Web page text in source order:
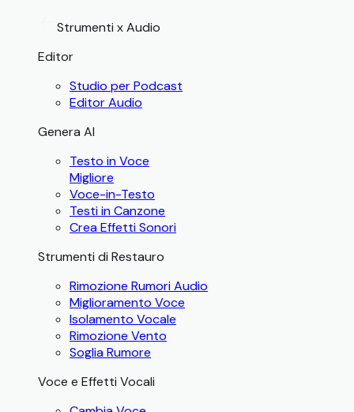
Strumenti x Audio
Editor
Studio per Podcast
Editor Audio
Genera AI
Testo in Voce
Migliore
Voce-in-Testo
Testi in Canzone
Crea Effetti Sonori
Strumenti di Restauro
Rimozione Rumori Audio
Miglioramento Voce
Isolamento Vocale
Rimozione Vento
Soglia Rumore
Voce e Effetti Vocali